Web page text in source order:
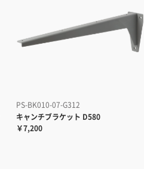
PS-BK010-07-G312
キャンチブラケット D580
￥7,200